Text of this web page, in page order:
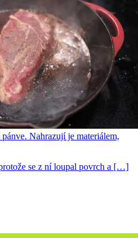
Nahrazují je materiálem,
se z ní loupal povrch a […]